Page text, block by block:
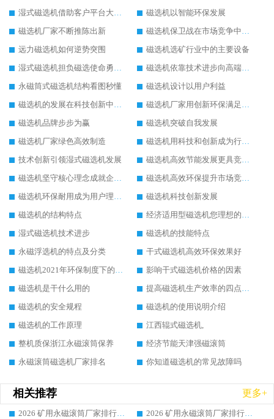
湿式磁选机借助客户平台大放异彩
磁选机以智能环保发展
磁选机厂家不断推陈出新
磁选机保卫战在市场竞争中打响
远力磁选机如何逆势突围
磁选机选矿行业中的主要设备
湿式磁选机担负磁选使命勇往直前
磁选机依靠技术进步向高端转型
永磁筒式磁选机结构看图秒懂
磁选机设计以用户利益
磁选机的发展在科技创新中成为焦点
磁选机厂家用创新环保满足市发展
磁选机品牌步步为赢
磁选机突破自我发展
磁选机厂家绿色高效制造
磁选机用科技和创新成为行业中的顶梁柱
技术创新引领湿式磁选机发展
磁选机高效节能发展更具竞争力
磁选机坚守核心理念成就企业辉煌
磁选机高效环保提升市场竞争力
磁选机环保耐用成为用户理想选择
磁选机科技创新发展
磁选机的结构特点
经济适用型磁选机您理想的选择
湿式磁选机技术进步
磁选机的技能特点
永磁浮选机的特点及分类
干式磁选机高效环保效果好
磁选机2021年环保制度下的发展出路
影响干式磁选机价格的因素
磁选机是干什么用的
提高磁选机生产效率的四点方法
磁选机的安全规程
磁选机的使用说明介绍
磁选机的工作原理
江西辊式磁选机,
整机质保浙江永磁滚筒保养
经济节能天津强磁滚筒
永磁滚筒磁选机厂家排名
你知道磁选机的常见故障吗
相关推荐 更多+
2026 矿用永磁滚筒厂家排行榜选购干货指南 行业口碑标杆华体会手机网页版-华体会(中国) 实力出众
2026 矿用永磁滚筒厂家排行榜选购指南，行业口碑领域强者华体会手机网页版-华体会(中国)